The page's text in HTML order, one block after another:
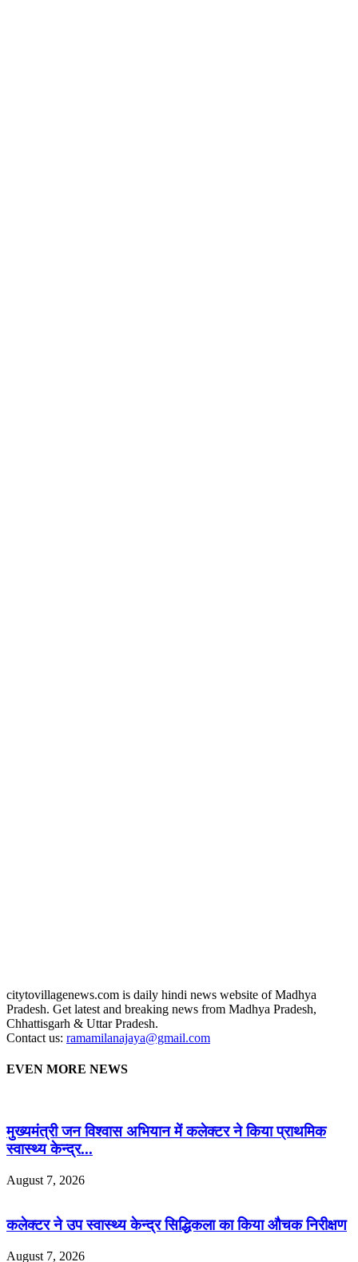
citytovillagenews.com is daily hindi news website of Madhya
Pradesh. Get latest and breaking news from Madhya Pradesh,
Chhattisgarh & Uttar Pradesh.
Contact us: ramamilanajaya@gmail.com
EVEN MORE NEWS
मुख्यमंत्री जन विश्वास अभियान में कलेक्टर ने किया प्राथमिक
स्वास्थ्य केन्द्र...
August 7, 2026
कलेक्टर ने उप स्वास्थ्य केन्द्र सिद्धिकला का किया औचक निरीक्षण
August 7, 2026